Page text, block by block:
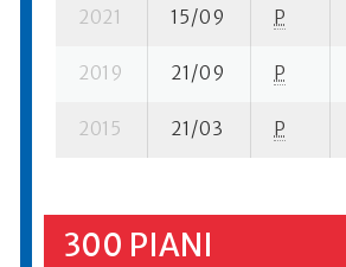
2021 15/09 P
2019 21/09 P
2015 21/03 P
300 PIANI